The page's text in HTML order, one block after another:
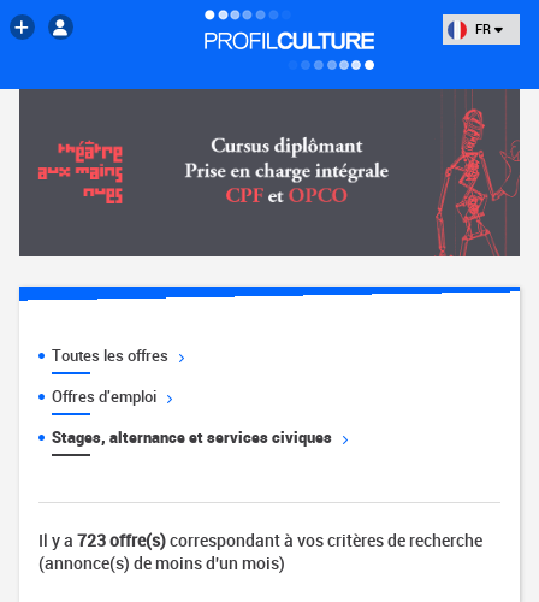
FR
Toutes les offres
Offres d'emploi
Stages, alternance et services civiques
Il y a 723 offre(s)correspondant à vos critères de recherche
(annonce(s) de moins d'un mois)